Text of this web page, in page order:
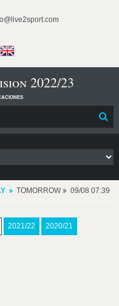
2022/23
TOMORROW 09/08 07:39
2021/22 2020/21